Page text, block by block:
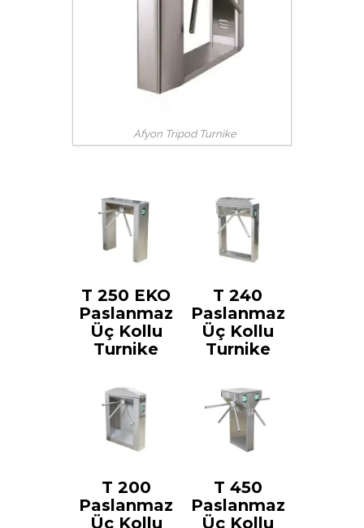
Afyon Tripod Turnike
T 250 EKO
Paslanmaz
Üç Kollu
Turnike
T 240
Paslanmaz
Üç Kollu
Turnike
T 200
Paslanmaz
Üç Kollu
T 450
Paslanmaz
Üç Kollu